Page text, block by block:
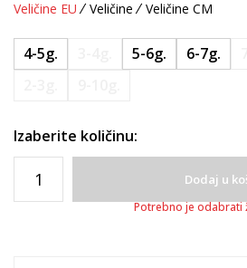
Veličine EU Veličine Veličine CM
4-5g. 5-6g. 6-7g.
Izaberite količinu:
Dodaj u
Potrebno je odabrati